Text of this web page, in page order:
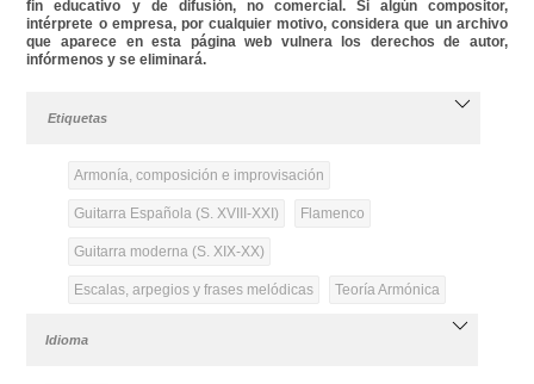
fin educativo y de difusión, no comercial. Si algún compositor,
intérprete o empresa, por cualquier motivo, considera que un archivo
que aparece en esta página web vulnera los derechos de autor,
infórmenos y se eliminará.
Etiquetas
Armonía, composición e improvisación
Guitarra Española (S. XVIII-XXI) Flamenco
Guitarra moderna (S. XIX-XX)
Escalas, arpegios y frases melódicas Teoría Armónica
Idioma